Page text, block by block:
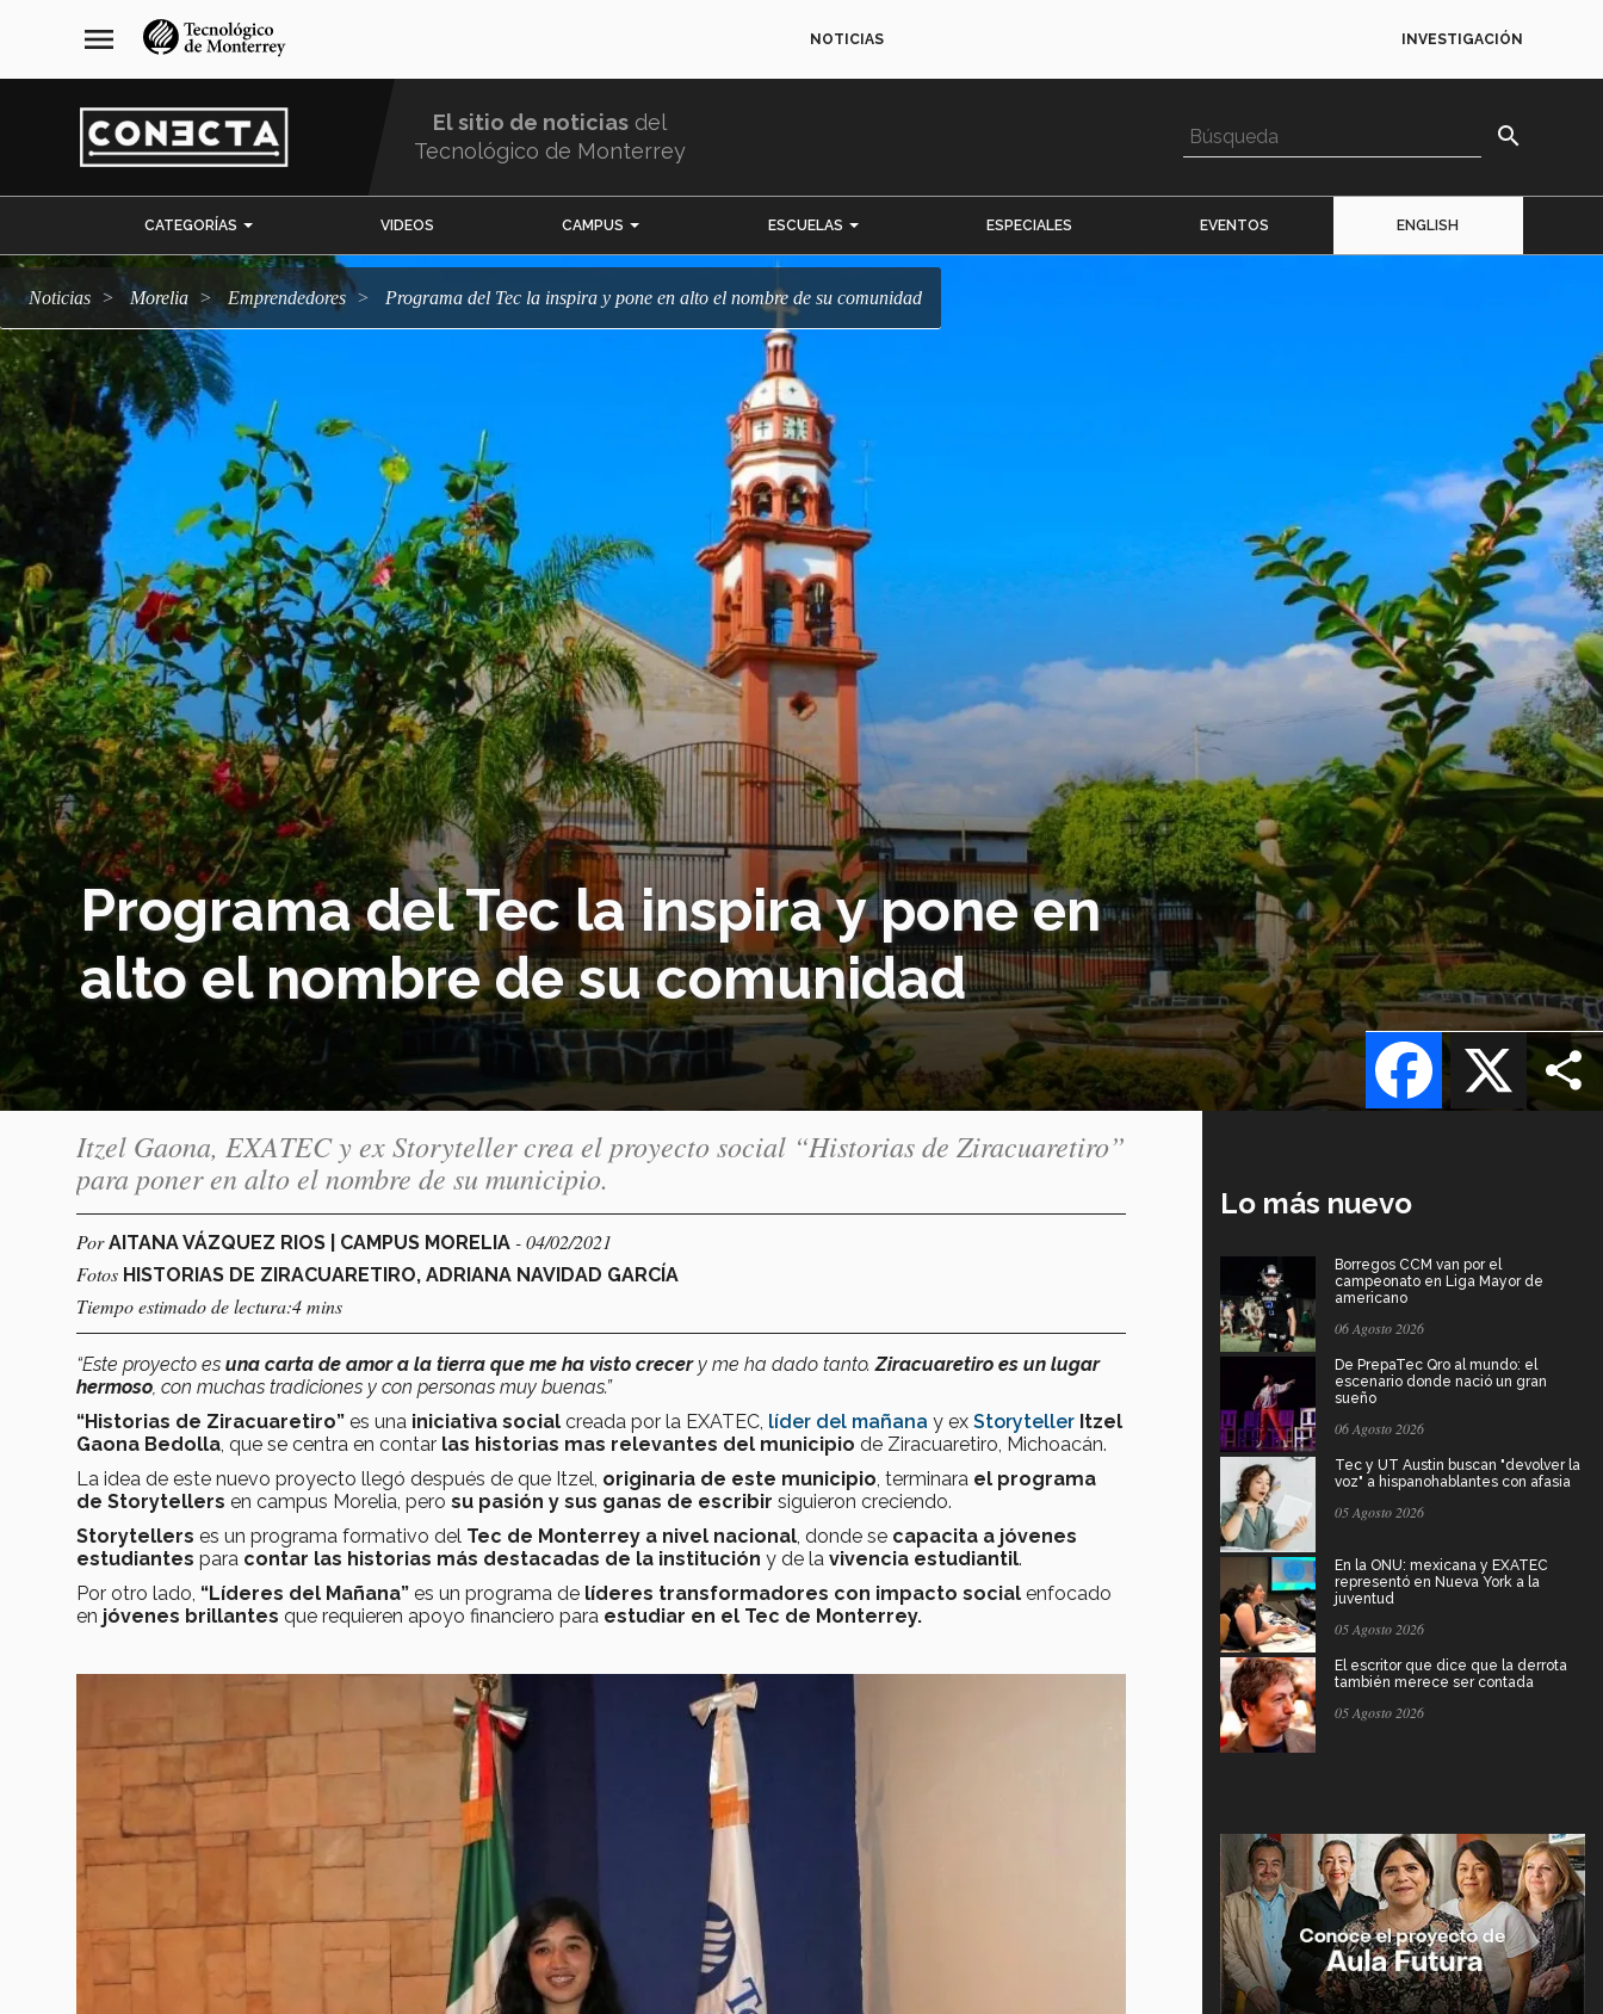
navegación
principal
menu NOTICIAS INVESTIGACIÓN
El sitio de noticias del
Tecnológico de Monterrey
search
CATEGORÍAS VIDEOS CAMPUS ESCUELAS ESPECIALES EVENTOS ENGLISH
Noticias Morelia emprendedores Programa del Tec la inspira y pone en alto el nombre de su comunidad
Programa del Tec la inspira y pone en
alto el nombre de su comunidad
X
Facebook
Itzel Gaona, EXATEC y ex Storyteller crea el proyecto social “Historias de Ziracuaretiro”
para poner en alto el nombre de su municipio.
PorAITANA VÁZQUEZ RIOS | CAMPUS MORELIA - 04/02/2021
Fotos HISTORIAS DE ZIRACUARETIRO, ADRIANA NAVIDAD GARCÍA
Tiempo estimado de lectura:4 mins
“Este proyecto es una carta de amor a la tierra que me ha visto crecery me ha dado tanto.Ziracuaretiro es un lugar
hermoso , con muchas tradiciones y con personas muy buenas.”
“Historias de Ziracuaretiro” es una iniciativa social creada por la EXATEC, líder del mañana y ex Storyteller Itzel
Gaona Bedolla , que se centra en contar las historias mas relevantes del municipio de Ziracuaretiro, Michoacán.
La idea de este nuevo proyecto llegó después de que Itzel, originaria de este municipio , terminara el programa
de Storytellers en campus Morelia, pero su pasión y sus ganas de escribir siguieron creciendo.
Storytellers es un programa formativo del Tec de Monterrey a nivel nacional , donde se capacita a jóvenes
estudiantes para contar las historias más destacadas de la institución y de la vivencia estudiantil.
Por otro lado, “Líderes del Mañana” es un programa de líderes transformadores con impacto social enfocado
en jóvenes brillantes que requieren apoyo financiero para estudiar en el Tec de Monterrey.
Lo más nuevo
Borregos CCM van por el
campeonato en Liga Mayor de
americano
06 Agosto 2026
De PrepaTec Qro al mundo: el
escenario donde nació un gran
sueño
06 Agosto 2026
Tec y UT Austin buscan "devolver la
voz" a hispanohablantes con afasia
05 Agosto 2026
En la ONU: mexicana y EXATEC
representó en Nueva York a la
juventud
05 Agosto 2026
El escritor que dice que la derrota
también merece ser contada
05 Agosto 2026